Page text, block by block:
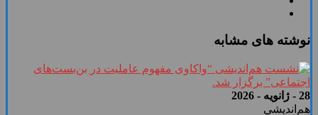
نوشته های مشابه
28 - ژانویه - 2026
هم‌اندیشی